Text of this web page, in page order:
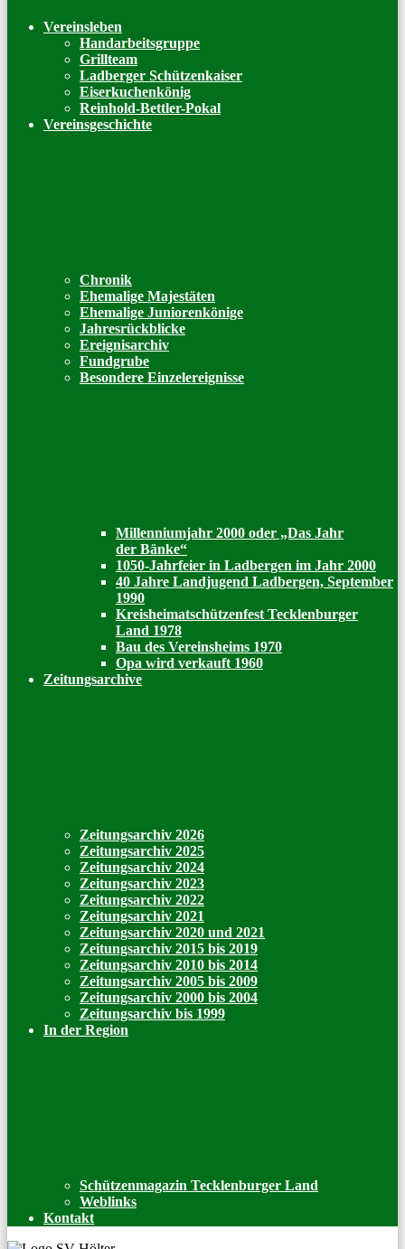
Vereinsleben
Handarbeitsgruppe
Grillteam
Ladberger Schützenkaiser
Eiserkuchenkönig
Reinhold-Bettler-Pokal
Vereinsgeschichte
Chronik
Ehemalige Majestäten
Ehemalige Juniorenkönige
Jahresrückblicke
Ereignisarchiv
Fundgrube
Besondere Einzelereignisse
Millenniumjahr 2000 oder „Das Jahr
der Bänke“
1050-Jahrfeier in Ladbergen im Jahr 2000
40 Jahre Landjugend Ladbergen, September
1990
Kreisheimatschützenfest Tecklenburger
Land 1978
Bau des Vereinsheims 1970
Opa wird verkauft 1960
Zeitungsarchive
Zeitungsarchiv 2026
Zeitungsarchiv 2025
Zeitungsarchiv 2024
Zeitungsarchiv 2023
Zeitungsarchiv 2022
Zeitungsarchiv 2021
Zeitungsarchiv 2020 und 2021
Zeitungsarchiv 2015 bis 2019
Zeitungsarchiv 2010 bis 2014
Zeitungsarchiv 2005 bis 2009
Zeitungsarchiv 2000 bis 2004
Zeitungsarchiv bis 1999
In der Region
Schützenmagazin Tecklenburger Land
Weblinks
Kontakt